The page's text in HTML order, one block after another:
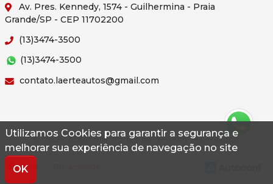
Utilizamos Cookies para garantir a segurança e
melhorar sua experiência de navegação no site
OK
Av. Pres. Kennedy, 1574 - Guilhermina - Praia
Grande/SP - CEP 11702200
(13)3474-3500
(13)3474-3500
contato.laerteautos@gmail.com
© 2026 Autoconf. Todos os direitos reservados.
Termos